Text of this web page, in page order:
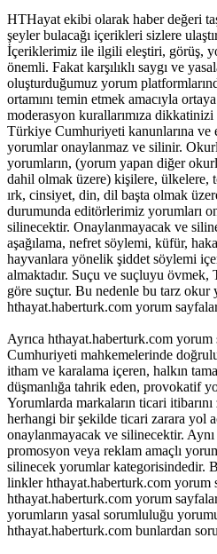
HTHayat ekibi olarak haber değeri
şeyler bulacağı içerikleri sizlere
İçeriklerimiz ile ilgili eleştiri, görüş,
önemli. Fakat karşılıklı saygı ve
oluşturduğumuz yorum
ortamını temin etmek amacıyla
moderasyon kurallarımıza
Türkiye Cumhuriyeti kanunlarına ve
yorumlar onaylanmaz ve silinir.
yorumların, (yorum yapan diğer
dahil olmak üzere) kişilere, ülkelere,
ırk, cinsiyet, din, dil başta olmak üzere
durumunda editörlerimiz yorumları
silinecektir. Onaylanmayacak ve
aşağılama, nefret söylemi, küfür,
hayvanlara yönelik şiddet söylemi
almaktadır. Suçu ve suçluyu övmek,
göre suçtur. Bu nedenle bu tarz okur
hthayat.haberturk.com yorum
Ayrıca hthayat.haberturk.com
Cumhuriyeti mahkemelerinde
itham ve karalama içeren, halkın
düşmanlığa tahrik eden, provokatif
Yorumlarda markaların ticari
herhangi bir şekilde ticari zarara yol
onaylanmayacak ve silinecektir.
promosyon veya reklam amaçlı
silinecek yorumlar kategorisindedir.
linkler hthayat.haberturk.com yorum
hthayat.haberturk.com yorum
yorumların yasal sorumluluğu
hthayat.haberturk.com bunlardan